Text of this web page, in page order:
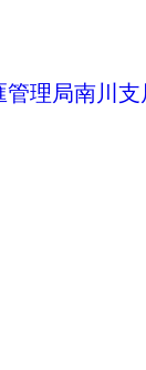
管理局南川